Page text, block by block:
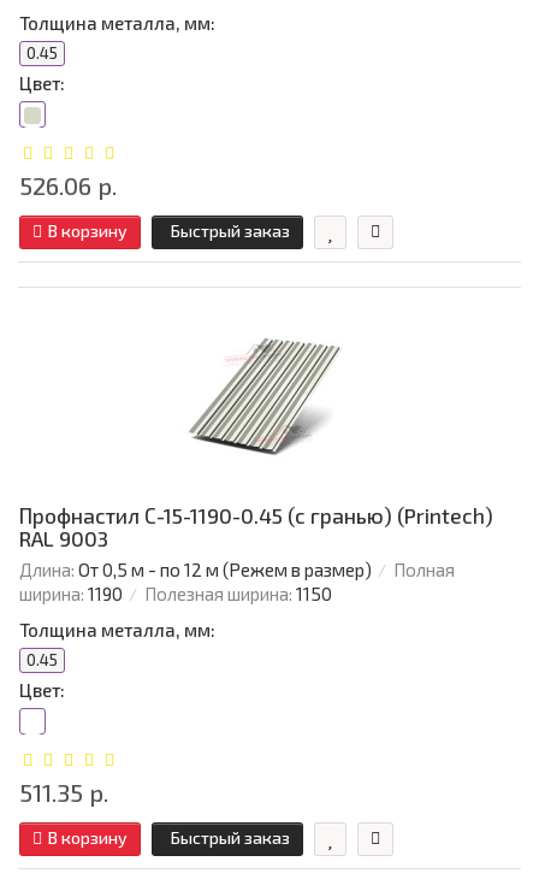
Толщина металла, мм:
0.45
Цвет:
526.06 р.
В корзину Быстрый заказ
Профнастил С-15-1190-0.45 (с гранью) (Printech)
RAL 9003
Длина: От 0,5 м - по 12 м (Режем в размер)
Полная
ширина: 1190 Полезная ширина: 1150
Толщина металла, мм:
0.45
Цвет:
511.35 р.
В корзину Быстрый заказ